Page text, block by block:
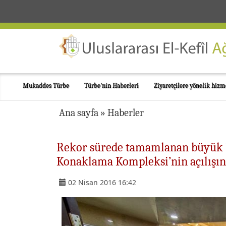
Mukaddes Türbe Türbe'nin Haberleri Ziyaretçilere yönelik
Ana sayfa » Haberler
Rekor sürede tamamlanan büyük
Konaklama Kompleksi’nin
02 Nisan 2016 16:42